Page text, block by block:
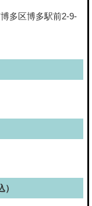
博多区博多駅前2-9-